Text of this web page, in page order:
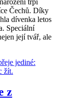
trpí
Čechů. Díky
dívenka letos
Speciální
její tvář, ale
z